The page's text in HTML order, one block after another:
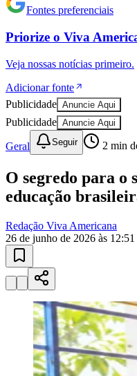
Fontes preferenciais
Priorize o Viva
Veja nossas notícias primeiro.
Adicionar fonte
Publicidade Anuncie Aqui
Publicidade Anuncie Aqui
Geral Seguir 2 min
O segredo para o
educação
Redação Viva Americana
26 de junho de 2026 às 12:51